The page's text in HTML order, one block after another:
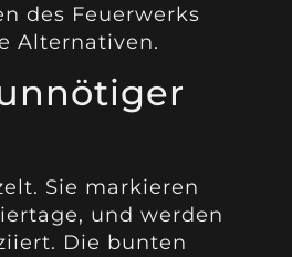
des Feuerwerks
Alternativen.
Sie markieren
und werden
Die bunten